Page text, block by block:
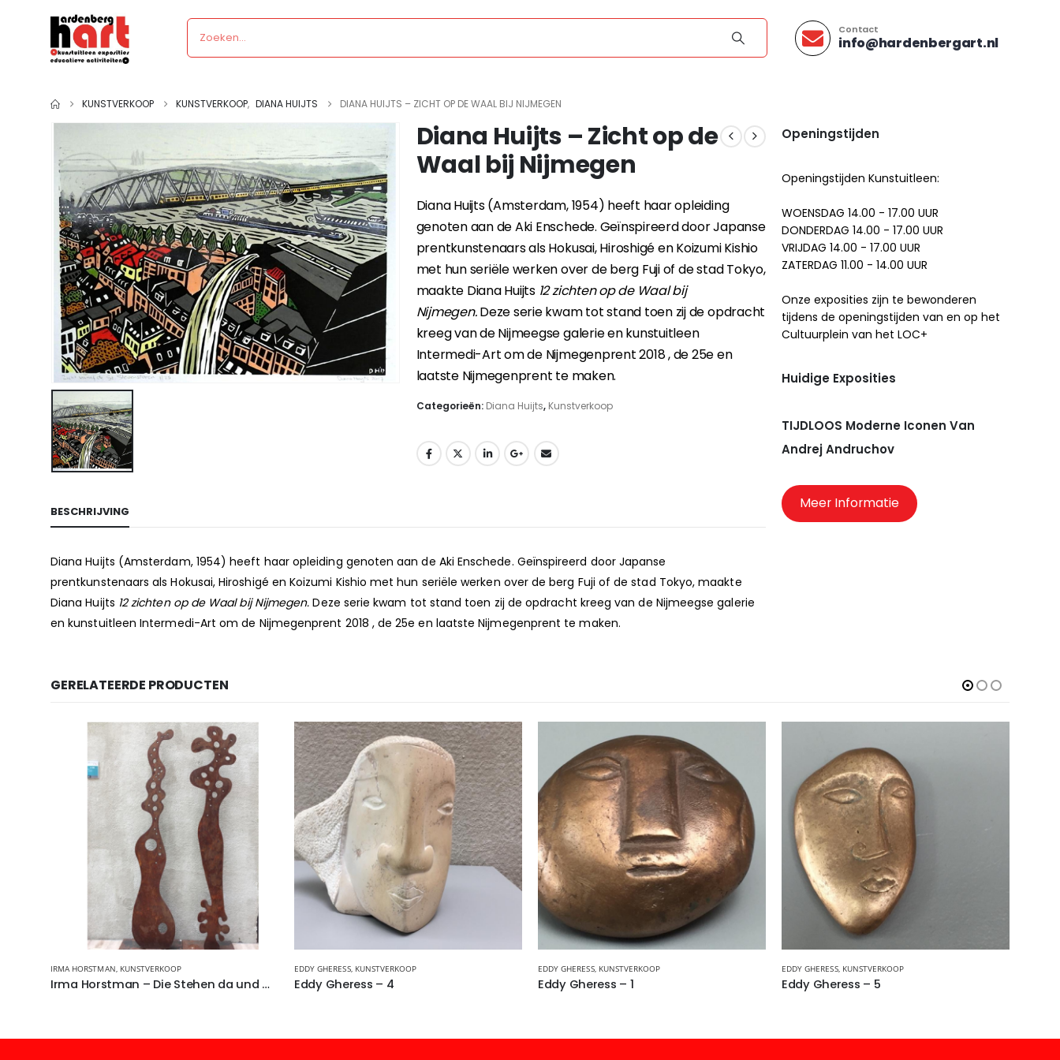
Contact
info@hardenbergart.nl
KUNSTVERKOOP KUNSTVERKOOP, DIANA HUIJTS DIANA HUIJTS – ZICHT OP DE WAAL BIJ NIJMEGEN
Diana Huijts – Zicht op de
Waal bij Nijmegen
Diana Huijts (Amsterdam, 1954) heeft haar opleiding
genoten aan de Aki Enschede. Geïnspireerd door Japanse
prentkunstenaars als Hokusai, Hiroshigé en Koizumi Kishio
met hun seriële werken over de berg Fuji of de stad Tokyo,
maakte Diana Huijts 12 zichten op de Waal bij
Nijmegen.Deze serie kwam tot stand toen zij de opdracht
kreeg van de Nijmeegse galerie en kunstuitleen
Intermedi-Art om de Nijmegenprent 2018 , de 25e en
laatste Nijmegenprent te maken.
Categorieën: Diana Huijts, Kunstverkoop
BESCHRIJVING
Diana Huijts (Amsterdam, 1954) heeft haar opleiding genoten aan de Aki Enschede. Geïnspireerd door Japanse
prentkunstenaars als Hokusai, Hiroshigé en Koizumi Kishio met hun seriële werken over de berg Fuji of de stad Tokyo, maakte
Diana Huijts 12 zichten op de Waal bij Nijmegen. Deze serie kwam tot stand toen zij de opdracht kreeg van de Nijmeegse galerie
en kunstuitleen Intermedi-Art om de Nijmegenprent 2018 , de 25e en laatste Nijmegenprent te maken.
Openingstijden
Openingstijden Kunstuitleen:
WOENSDAG 14.00 - 17.00 UUR
DONDERDAG 14.00 - 17.00 UUR
VRIJDAG 14.00 - 17.00 UUR
ZATERDAG 11.00 - 14.00 UUR
Onze exposities zijn te bewonderen
tijdens de openingstijden van en op het
Cultuurplein van het LOC+
Huidige Exposities
TIJDLOOS Moderne Iconen Van
Andrej Andruchov
Meer Informatie
GERELATEERDE PRODUCTEN
IRMA HORSTMAN KUNSTVERKOOP
Irma Horstman – Die Stehen da und Warten nur
EDDY GHERESS, KUNSTVERKOOP
Eddy Gheress – 4
EDDY GHERESS, KUNSTVERKOOP
Eddy Gheress – 1
EDDY GHERESS, KUNSTVERKOOP
Eddy Gheress – 5